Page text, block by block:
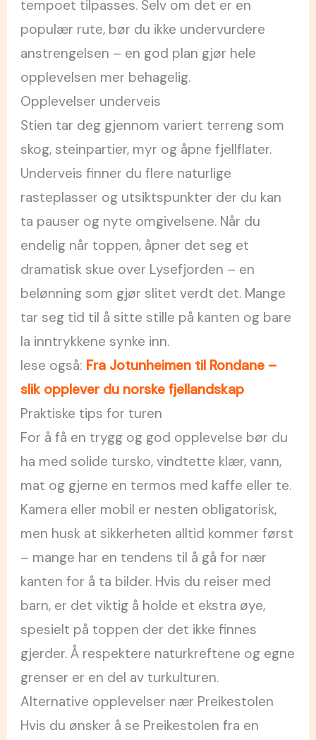
tempoet tilpasses. Selv om det er en
populær rute, bør du ikke undervurdere
anstrengelsen – en god plan gjør hele
opplevelsen mer behagelig.
Opplevelser underveis
Stien tar deg gjennom variert terreng som
skog, steinpartier, myr og åpne fjellflater.
Underveis finner du flere naturlige
rasteplasser og utsiktspunkter der du kan
ta pauser og nyte omgivelsene. Når du
endelig når toppen, åpner det seg et
dramatisk skue over Lysefjorden – en
belønning som gjør slitet verdt det. Mange
tar seg tid til å sitte stille på kanten og bare
la inntrykkene synke inn.
lese også: Fra Jotunheimen til Rondane –
slik opplever du norske fjellandskap
Praktiske tips for turen
For å få en trygg og god opplevelse bør du
ha med solide tursko, vindtette klær, vann,
mat og gjerne en termos med kaffe eller te.
Kamera eller mobil er nesten obligatorisk,
men husk at sikkerheten alltid kommer først
– mange har en tendens til å gå for nær
kanten for å ta bilder. Hvis du reiser med
barn, er det viktig å holde et ekstra øye,
spesielt på toppen der det ikke finnes
gjerder. Å respektere naturkreftene og egne
grenser er en del av turkulturen.
Alternative opplevelser nær Preikestolen
Hvis du ønsker å se Preikestolen fra en